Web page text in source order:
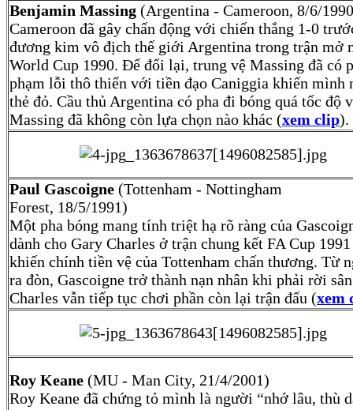
Benjamin Massing (Argentina - Cameroon, 8/6/
Cameroon đã gây chấn động với chiến thắng 1-0
đương kim vô địch thế giới Argentina trong trận mở
World Cup 1990. Để đổi lại, trung vệ Massing đã có
phạm lỗi thô thiển với tiền đạo Caniggia khiến mình
thẻ đỏ. Cầu thủ Argentina có pha đi bóng quá tốc độ
Massing đã không còn lựa chọn nào khác (xem clip).
Paul Gascoigne (Tottenham - Nottingham
Forest, 18/5/1991)
Một pha bóng mang tính triệt hạ rõ ràng của
dành cho Gary Charles ở trận chung kết FA Cup
khiến chính tiền vệ của Tottenham chấn thương. Từ
ra đòn, Gascoigne trở thành nạn nhân khi phải rời
Charles vẫn tiếp tục chơi phần còn lại trận đấu (xem
Roy Keane (MU - Man City, 21/4/2001)
Roy Keane đã chứng tỏ mình là người “nhớ lâu, thù